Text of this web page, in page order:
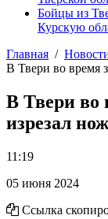
Бойцы из
Курскую
Главная
В Твери во время
В Твери во
изрезал
11:19
05 июня 2024
Ссылка